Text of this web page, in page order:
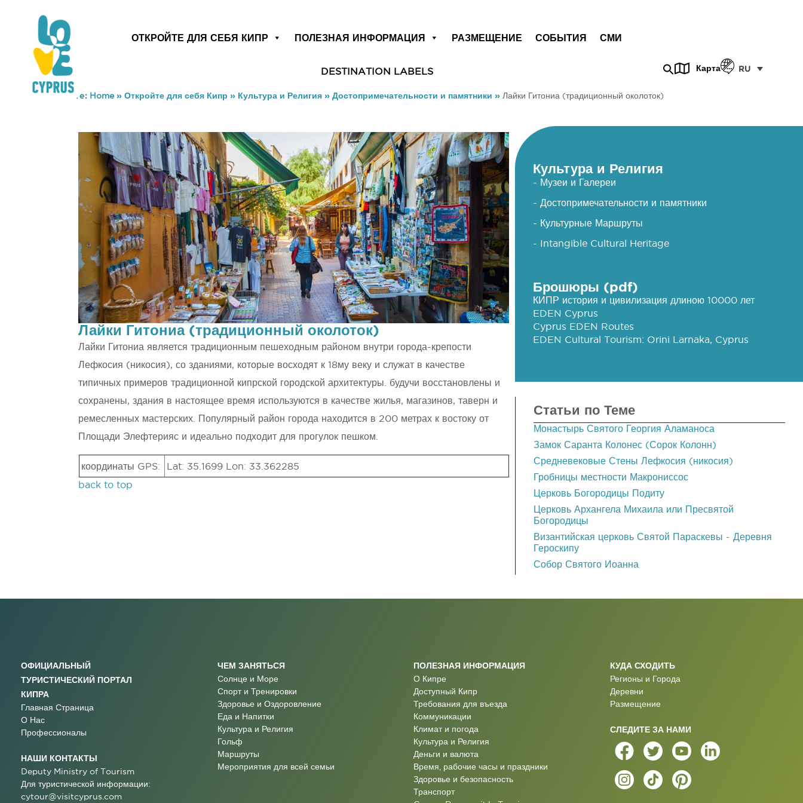
ОТКРОЙТЕ ДЛЯ СЕБЯ КИПР ПОЛЕЗНАЯ ИНФОРМАЦИЯ РАЗМЕЩЕНИЕ СОБЫТИЯ СМИ
DESTINATION LABELS Карта RU
You are here: Home» Откройте для себя Кипр » Культура и Религия » Достопримечательности и памятники » Лайки Гитониа (традиционный околоток)
Лайки Гитониа (традиционный околоток)
Лайки Гитониа является традиционным пешеходным районом внутри города-крепости
Лефкосия (никосия), со зданиями, которые восходят к 18му веку и служат в качестве
типичных примеров традиционной кипрской городской архитектуры. будучи восстановлены и
сохранены, здания в настоящее время используются в качестве жилья, магазинов, таверн и
ремесленных мастерских. Популярный район города находится в 200 метрах к востоку от
Площади Элефтерияс и идеально подходит для прогулок пешком.
координаты GPS:
Lat: 35.1699 Lon: 33.362285
back to top
Культура и Религия
- Музеи и Галереи
- Достопримечательности и памятники
- Культурные Маршруты
- Intangible Cultural Heritage
Брошюры (pdf)
КИПР история и цивилизация длиною 10000 лет
EDEN Cyprus
Cyprus EDEN Routes
EDEN Cultural Tourism: Orini Larnaka, Cyprus
Статьи по Теме
Монастырь Святого Георгия Аламаноса
Замок Саранта Колонес (Сорок Колонн)
Средневековые Стены Лефкосия (никосия)
Гробницы местности Макрониссос
Церковь Богородицы Подиту
Церковь Архангела Михаила или Пресвятой
Богородицы
Византийская церковь Святой Параскевы - Деревня
Героскипу
Собор Святого Иоанна
ОФИЦИАЛЬНЫЙ
ТУРИСТИЧЕСКИЙ ПОРТАЛ
КИПРА
Главная Страница
О Нас
Профессионалы
НАШИ КОНТАКТЫ
Deputy Ministry of Tourism
Для туристической информации:
cytour@visitcyprus.com
ЧЕМ ЗАНЯТЬСЯ
Солнце и Море
Спорт и Тренировки
Здоровье и Оздоровление
Еда и Напитки
Культура и Религия
Гольф
Маршруты
Мероприятия для всей семьи
ПОЛЕЗНАЯ ИНФОРМАЦИЯ
О Кипре
Доступный Кипр
Требования для въезда
Коммуникации
Климат и погода
Культура и Религия
Деньги и валюта
Время, рабочие часы и праздники
Здоровье и безопасность
Транспорт
КУДА СХОДИТЬ
Регионы и Города
Деревни
Размещение
СЛЕДИТЕ ЗА НАМИ